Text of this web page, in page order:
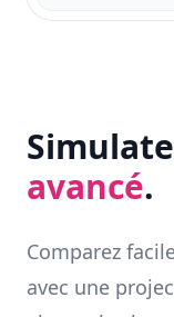
avancé.
Comparez
avec une